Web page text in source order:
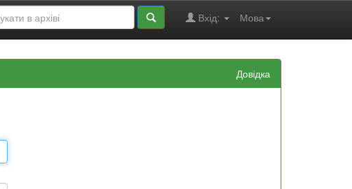
Мова
Вхід:
Довідка